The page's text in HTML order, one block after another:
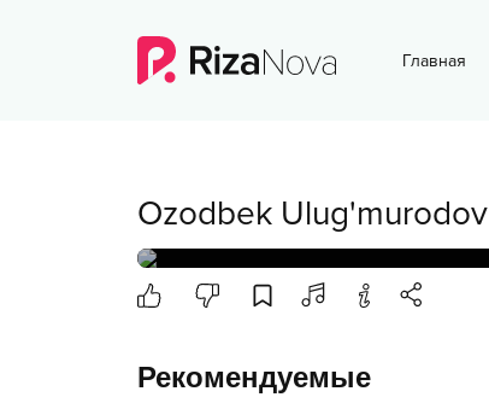
Главная
Ozodbek Ulug'murodov
Рекомендуемые